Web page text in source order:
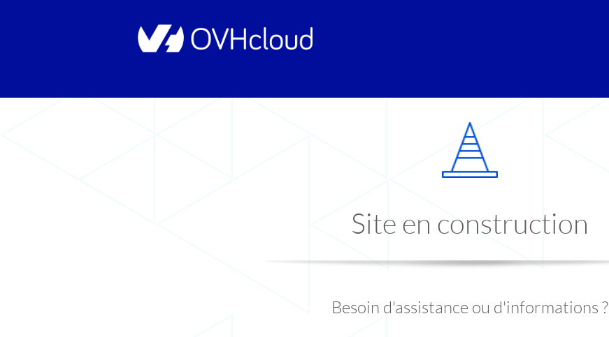
Site en construction
Besoin d'assistance ou d'informations ?